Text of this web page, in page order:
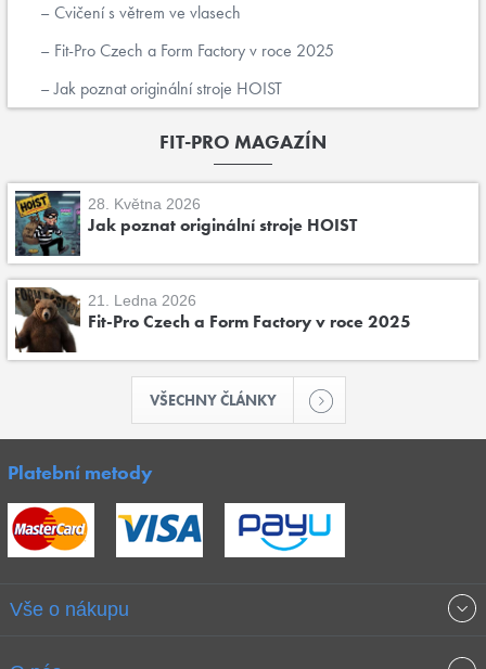
Cvičení s větrem ve vlasech
Fit-Pro Czech a Form Factory v roce 2025
Jak poznat originální stroje HOIST
FIT-PRO MAGAZÍN
28. Května 2026
Jak poznat originální stroje HOIST
21. Ledna 2026
Fit-Pro Czech a Form Factory v roce 2025
VŠECHNY ČLÁNKY
Platební metody
Vše o nákupu